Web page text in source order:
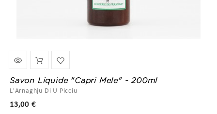
Savon Liquide "Capri Mele" - 200ml
L'Arnaghju Di U Picciu
13,00 €